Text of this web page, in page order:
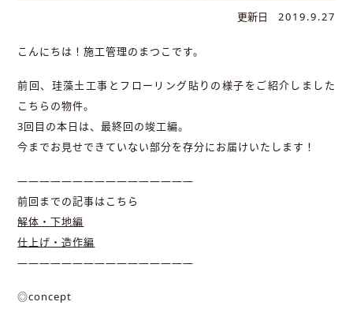
更新日 2019.9.27
こんにちは！施工管理のまつこです。
前回、珪藻土工事とフローリング貼りの様子をご紹介しました
こちらの物件。
3回目の本日は、最終回の竣工編。
今までお見せできていない部分を存分にお届けいたします！
————————————————
前回までの記事はこちら
解体・下地編
仕上げ・造作編
————————————————
◎concept